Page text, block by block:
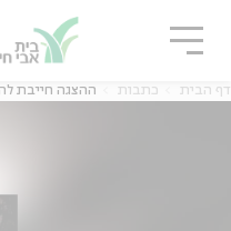
דף הבית כתבות ההצגה חייבת
סגור